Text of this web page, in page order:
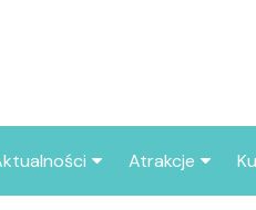
Atrakcje